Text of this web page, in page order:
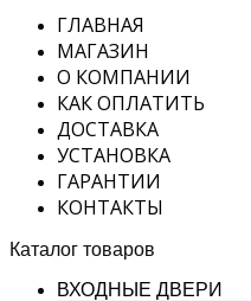
ГЛАВНАЯ
МАГАЗИН
О КОМПАНИИ
КАК ОПЛАТИТЬ
ДОСТАВКА
УСТАНОВКА
ГАРАНТИИ
КОНТАКТЫ
Каталог товаров
ВХОДНЫЕ ДВЕРИ